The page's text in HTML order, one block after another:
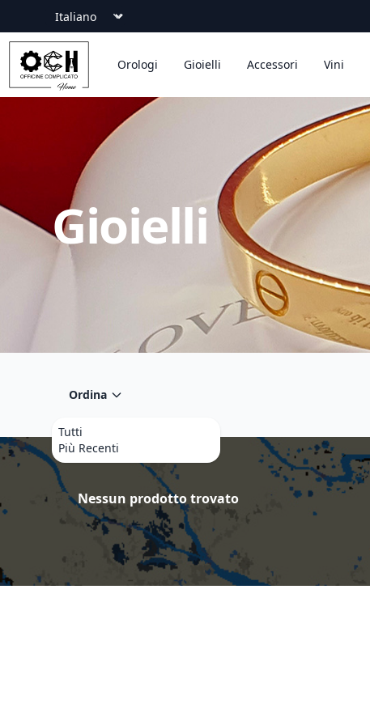
Language
Officine Complicato
Orologi Gioielli Accessori Vini
Gioielli
Ordina
Tutti
Più Recenti
ProdottiNessun prodotto trovato